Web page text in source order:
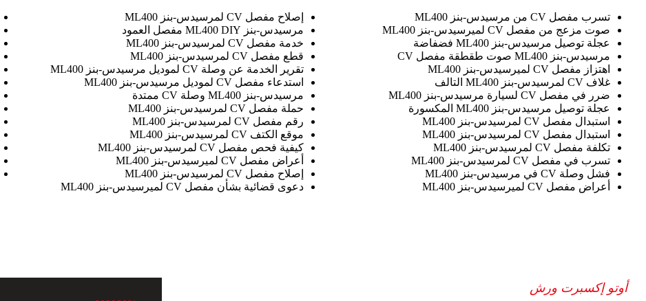
تسرب مفصل CV من مرسيدس-بنز ML400
صوت مزعج من مفصل CV لميرسيدس-بنز ML400
عجلة توصيل مرسيدس-بنز ML400 فضفاضة
مرسيدس-بنز ML400 صوت طقطقة مفصل CV
اهتزاز مفصل CV لميرسيدس-بنز ML400
غلاف CV لمرسيدس-بنز ML400 التالف
ضرر في مفصل CV لسيارة مرسيدس-بنز ML400
عجلة توصيل مرسيدس-بنز ML400 المكسورة
استبدال مفصل CV لمرسيدس-بنز ML400
استبدال مفصل CV لمرسيدس-بنز ML400
تكلفة مفصل CV لمرسيدس-بنز ML400
تسرب في مفصل CV لمرسيدس-بنز ML400
فشل وصلة CV في مرسيدس-بنز ML400
أعراض مفصل CV لميرسيدس-بنز ML400
إصلاح مفصل CV لمرسيدس-بنز ML400
مرسيدس-بنز ML400 DIY مفصل العمود
خدمة مفصل CV لمرسيدس-بنز ML400
قطع مفصل CV لمرسيدس-بنز ML400
تقرير الخدمة عن وصلة CV لموديل مرسيدس-بنز ML400
استدعاء مفصل CV لموديل مرسيدس-بنز ML400
مرسيدس-بنز ML400 وصلة CV ممتدة
حملة مفصل CV لمرسيدس-بنز ML400
رقم مفصل CV لمرسيدس-بنز ML400
موقع الكتف CV لمرسيدس-بنز ML400
كيفية فحص مفصل CV لمرسيدس-بنز ML400
أعراض مفصل CV لميرسيدس-بنز ML400
إصلاح مفصل CV لمرسيدس-بنز ML400
دعوى قضائية بشأن مفصل CV لميرسيدس-بنز ML400
أوتو إكسبرت ورش